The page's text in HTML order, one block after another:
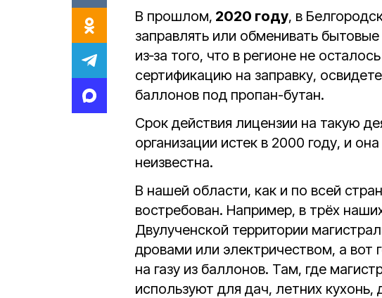
В прошлом, 2020 году, в
заправлять или обменивать
из‑за того, что в регионе не
сертификацию на заправку,
баллонов под пропан-бутан.
Срок действия лицензии на такую
организации истек в 2000 году, и
неизвестна.
В нашей области, как и по всей
востребован. Например, в трёх
Двулученской территории
дровами или электричеством, а вот
на газу из баллонов. Там, где
используют для дач, летних